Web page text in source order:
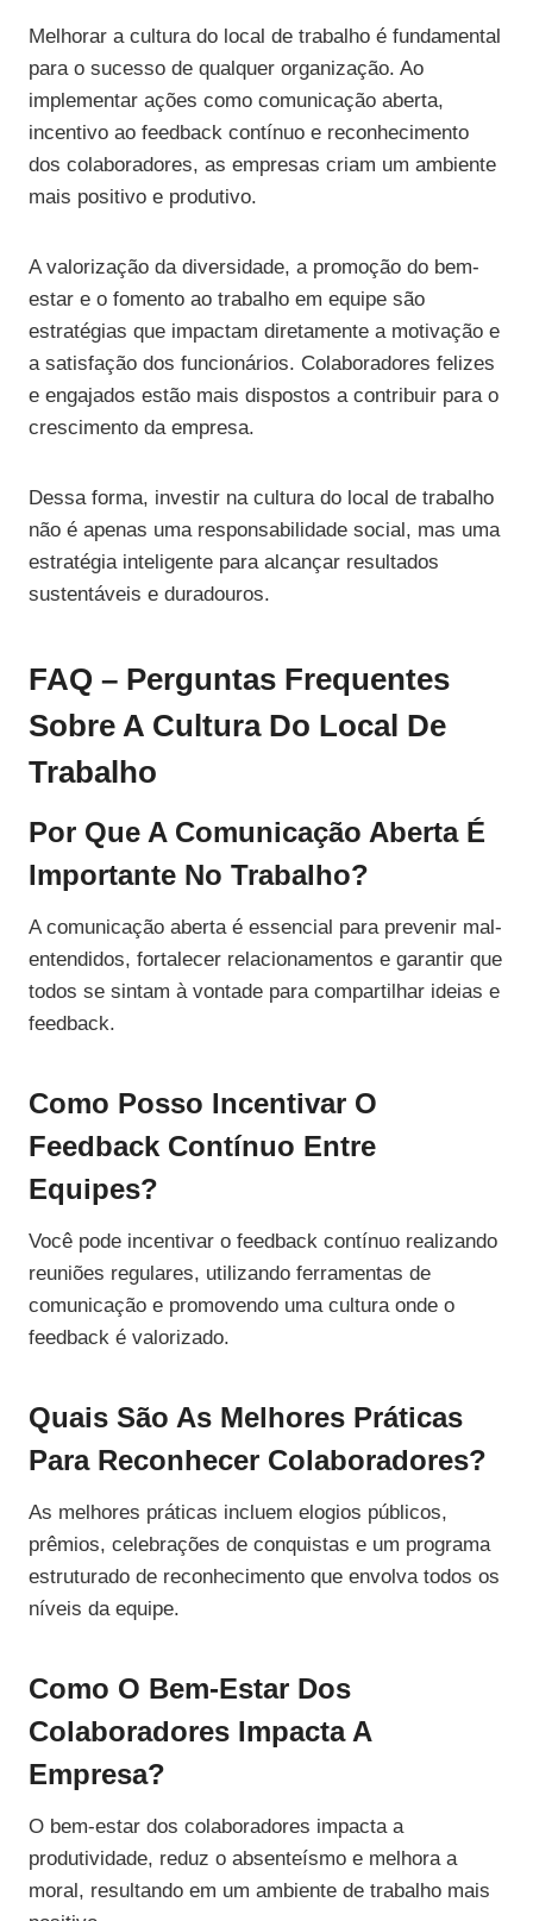
Melhorar a cultura do local de trabalho é fundamental
para o sucesso de qualquer organização. Ao
implementar ações como comunicação aberta,
incentivo ao feedback contínuo e reconhecimento
dos colaboradores, as empresas criam um ambiente
mais positivo e produtivo.
A valorização da diversidade, a promoção do bem-
estar e o fomento ao trabalho em equipe são
estratégias que impactam diretamente a motivação e
a satisfação dos funcionários. Colaboradores felizes
e engajados estão mais dispostos a contribuir para o
crescimento da empresa.
Dessa forma, investir na cultura do local de trabalho
não é apenas uma responsabilidade social, mas uma
estratégia inteligente para alcançar resultados
sustentáveis e duradouros.
FAQ – Perguntas Frequentes
Sobre A Cultura Do Local De
Trabalho
Por Que A Comunicação Aberta É
Importante No Trabalho?
A comunicação aberta é essencial para prevenir mal-
entendidos, fortalecer relacionamentos e garantir que
todos se sintam à vontade para compartilhar ideias e
feedback.
Como Posso Incentivar O
Feedback Contínuo Entre
Equipes?
Você pode incentivar o feedback contínuo realizando
reuniões regulares, utilizando ferramentas de
comunicação e promovendo uma cultura onde o
feedback é valorizado.
Quais São As Melhores Práticas
Para Reconhecer Colaboradores?
As melhores práticas incluem elogios públicos,
prêmios, celebrações de conquistas e um programa
estruturado de reconhecimento que envolva todos os
níveis da equipe.
Como O Bem-Estar Dos
Colaboradores Impacta A
Empresa?
O bem-estar dos colaboradores impacta a
produtividade, reduz o absenteísmo e melhora a
moral, resultando em um ambiente de trabalho mais